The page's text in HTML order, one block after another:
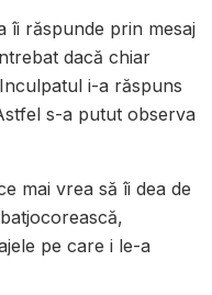
îi răspunde prin mesaj
dacă chiar
i-a răspuns
s-a putut observa
mai vrea să îi dea de
pe care i le-a